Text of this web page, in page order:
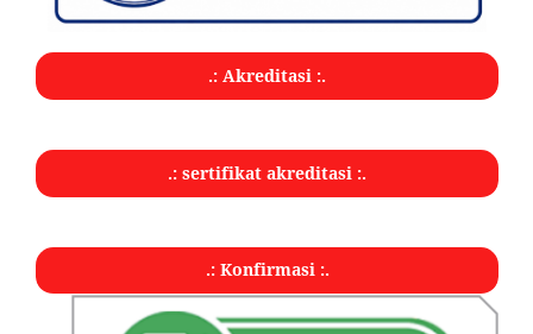
.: Akreditasi :.
.: sertifikat akreditasi :.
.: Konfirmasi :.